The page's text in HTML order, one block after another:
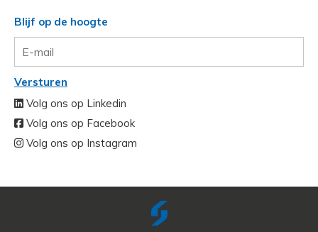
Blijf op de hoogte
Versturen
Volg ons op Linkedin
Volg ons op Facebook
Volg ons op Instagram